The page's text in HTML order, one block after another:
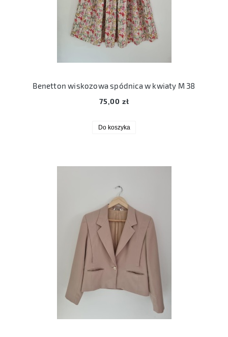
Benetton wiskozowa spódnica w kwiaty M 38
75,00 zł
Do koszyka